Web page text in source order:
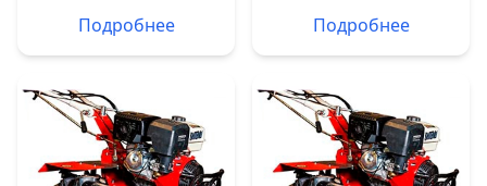
Подробнее
Подробнее